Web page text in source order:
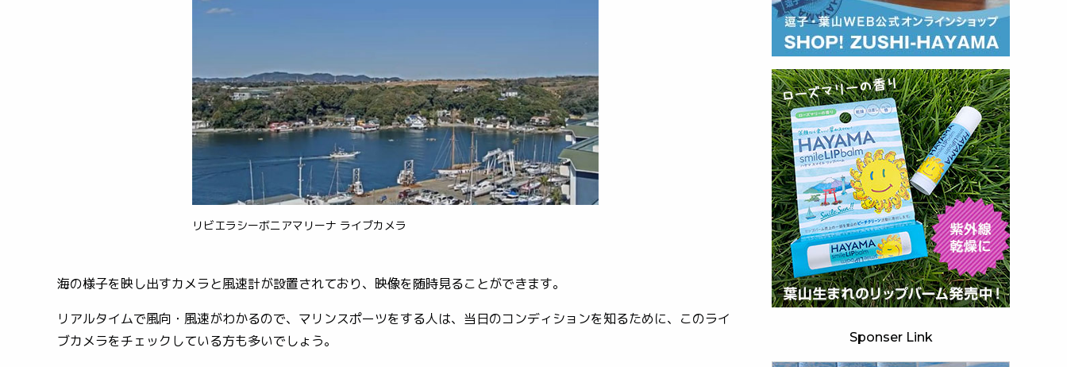
リビエラシーボニアマリーナ ライブカメラ
海の様子を映し出すカメラと風速計が設置されており、映像を随時見ることができます。
リアルタイムで風向・風速がわかるので、マリンスポーツをする人は、当日のコンディションを知るために、このライ
ブカメラをチェックしている方も多いでしょう。
Sponser Link